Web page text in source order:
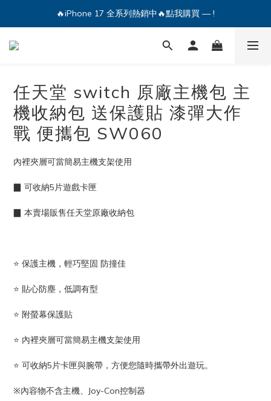
🔥iPhone 17 全系列熱銷中🔥點我購買 — !
🔥iPhone 17 全系列熱銷中🔥點我購買 — !
💕加入Q哥 Line 新好友領優惠券！🎫
任天堂 switch 原廠主機包 主
機收納包 送保護貼 漆彈大作
戰 便攜包 SW060
內裡夾層可當簡易主機支架使用
▉ 可收納5片遊戲卡匣
▉ 本賣場販售任天堂原廠收納包
⭐ 保護主機，輕巧堅固 防撞佳
⭐ 貼心防塵，低調有型
⭐ 附螢幕保護貼
⭐ 內裡夾層可當簡易主機支架使用
⭐ 可收納5片卡匣與腕帶，方便您隨時攜帶外出遊玩。
※內容物不含主機、Joy-Con控制器